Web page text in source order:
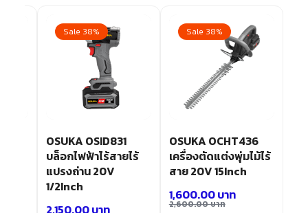
Sale 38%
OSUKA OSID831
บล็อกไฟฟ้าไร้สายไร้
แปรงถ่าน 20V
1/2Inch
2,150.00บาท
Sale 38%
OSUKA OCHT436
เครื่องตัดแต่งพุ่มไม้ไร้
สาย 20V 15Inch
2,600.00บาท
1,600.00บาท